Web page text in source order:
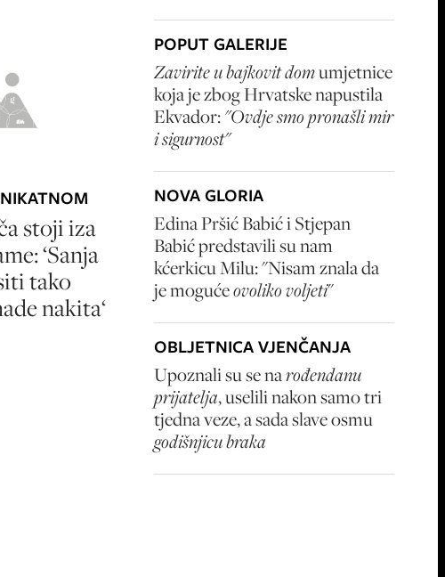
stoji iza
‘Sanja
tako
nakita‘
POPUT GALERIJE
Zavirite u bajkovit domumjetnice
koja je zbog Hrvatske napustila
Ekvador:"Ovdje smo pronašli mir
i sigurnost"
NOVA GLORIA
Edina Pršić Babić i Stjepan
Babić predstavili su nam
kćerkicu Milu: "Nisam znala da
je mogućeovoliko voljeti"
OBLJETNICA VJENČANJA
Upoznali su se narođendanu
prijatelja, uselili nakon samo tri
tjedna veze, a sada slave osmu
godišnjicu braka